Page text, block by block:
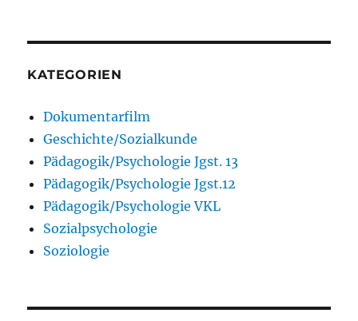
KATEGORIEN
Dokumentarfilm
Geschichte/Sozialkunde
Pädagogik/Psychologie Jgst. 13
Pädagogik/Psychologie Jgst.12
Pädagogik/Psychologie VKL
Sozialpsychologie
Soziologie